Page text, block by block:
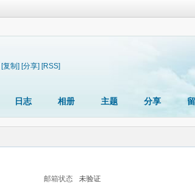
[复制] [分享] [RSS]
日志 相册 主题 分享
邮箱状态 未验证